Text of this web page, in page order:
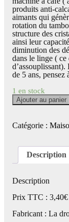
produits anti-
aimants qui
rotation du
structure des
ainsi leur
diminution des
dans le linge (
de 5 ans, pensez
1 en stock
quantité
de
anti-
calcaire
café)
-
droguerie
écologique
Ajouter au panier
Catégorie :
Description
Description
Prix TTC : 3,40€
Fabricant : La